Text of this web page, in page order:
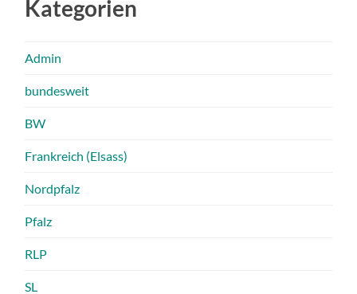
Kategorien
Admin
bundesweit
BW
Frankreich (Elsass)
Nordpfalz
Pfalz
RLP
SL